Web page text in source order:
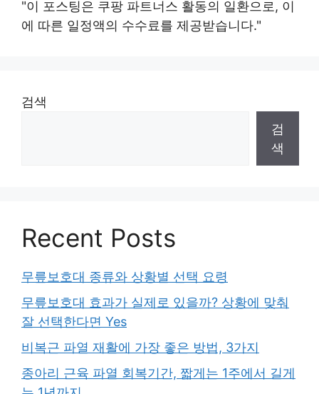
"이 포스팅은 쿠팡 파트너스 활동의 일환으로, 이
에 따른 일정액의 수수료를 제공받습니다."
검색
검
색
Recent Posts
무릎보호대 종류와 상황별 선택 요령
무릎보호대 효과가 실제로 있을까? 상황에 맞춰
잘 선택한다면 Yes
비복근 파열 재활에 가장 좋은 방법, 3가지
종아리 근육 파열 회복기간, 짧게는 1주에서 길게